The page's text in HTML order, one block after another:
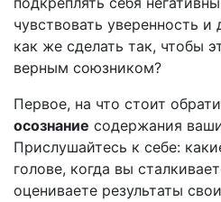
чувствовать уверенность и
как же сделать так, чтобы
верным союзником?
Первое, на что стоит
осознание содержания
Прислушайтесь к себе:
голове, когда вы
оцениваете результаты